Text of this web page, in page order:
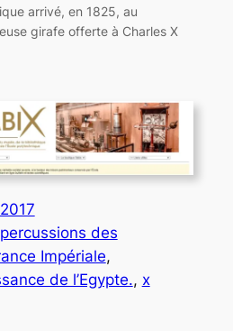
arrivé, en 1825, au
girafe offerte à Charles X
des
Impériale
de l’Egypte., x